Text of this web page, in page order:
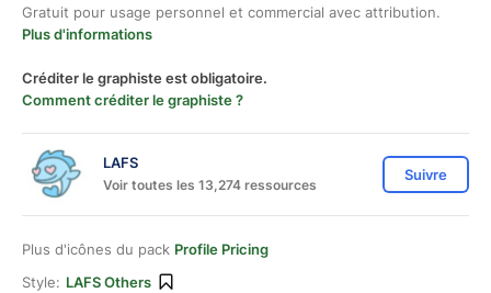
Gratuit pour usage personnel et commercial avec attribution.
Plus d'informations
Créditer le graphiste est obligatoire.
Comment créditer le graphiste ?
LAFS
Voir toutes les 13,274 ressources
Suivre
Plus d'icônes du pack Profile Pricing
Style: LAFS Others